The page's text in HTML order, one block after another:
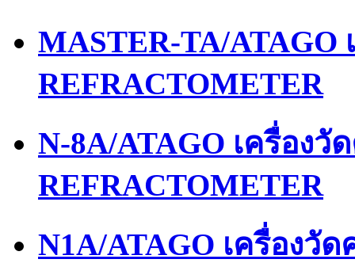
MASTER-TA/
REFRACTOMETER
N-8A/ATAGO เครื่อง
REFRACTOMETER
N1A/ATAGO เครื่องวั